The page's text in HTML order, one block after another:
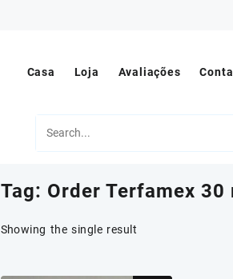
Casa Loja Avaliações
Tag: Order Terfamex 30
Showing the single result